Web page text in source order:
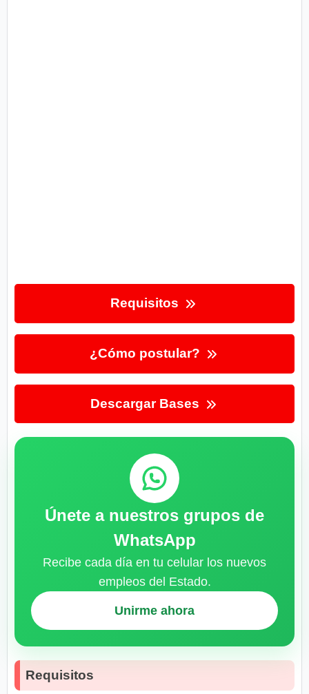
Requisitos
¿Cómo postular?
Descargar Bases
Únete a nuestros grupos de
WhatsApp
Recibe cada día en tu celular los nuevos
empleos del Estado.
Unirme ahora
Requisitos